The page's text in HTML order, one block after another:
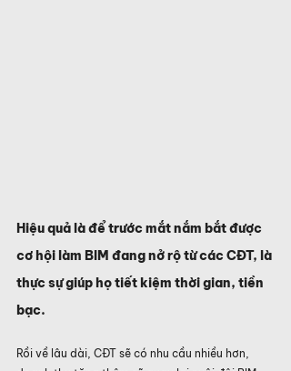
Hiệu quả là để trước mắt nắm bắt được
cơ hội làm BIM đang nở rộ từ các CĐT, là
thực sự giúp họ tiết kiệm thời gian, tiền
bạc.
Rồi về lâu dài, CĐT sẽ có nhu cầu nhiều hơn,